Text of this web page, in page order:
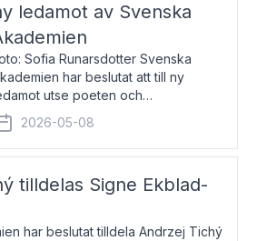
ledamot av Svenska
Sofia Runarsdotter Svenska
har beslutat att till ny
utse poeten och
Anna Hallberg. Hon
poeten Tua Forsström på
18 och kommer att ta sitt inträde vid
2026-05-08
tilldelas Signe Ekblad-
har beslutat tilldela Andrzej Tichý